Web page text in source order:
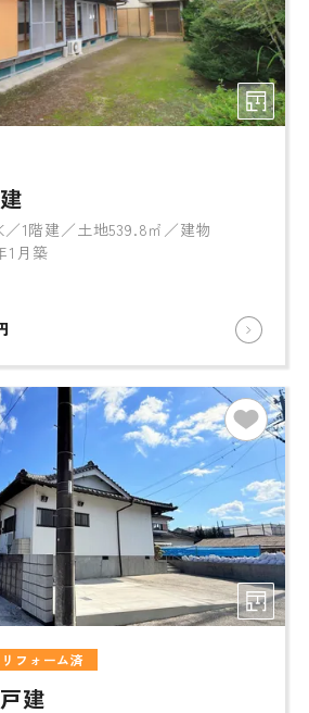
1階建／土地539.8㎡／建物
1月築
リフォーム済
建